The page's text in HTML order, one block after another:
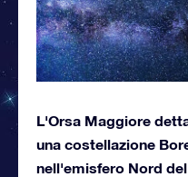
L'Orsa Maggiore
una costellazione
nell'emisfero Nord